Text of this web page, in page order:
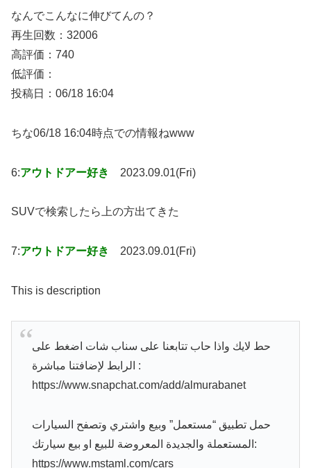
なんでこんなに伸びてんの？
再生回数：32006
高評価：740
低評価：
投稿日：06/18 16:04
ちな06/18 16:04時点での情報ねwww
6:アウトドアー好き 2023.09.01(Fri)
SUVで検索したら上の方出てきた
7:アウトドアー好き 2023.09.01(Fri)
This is description
حط لايك واذا حاب تتابعنا على سناب شات اضغط على
الرابط لإضافتنا مباشرة :
https://www.snapchat.com/add/almurabanet
حمل تطبيق “مستعمل” وبيع واشتري وتصفح السيارات
المستعملة والجديدة المعروضة للبيع او بيع سيارتك:
https://www.mstaml.com/cars